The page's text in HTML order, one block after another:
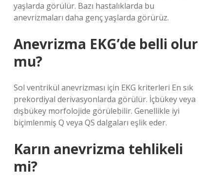
yaşlarda görülür. Bazı hastalıklarda bu
anevrizmaları daha genç yaşlarda görürüz.
Anevrizma EKG’de belli olur
mu?
Sol ventrikül anevrizması için EKG kriterleri En sık
prekordiyal derivasyonlarda görülür. İçbükey veya
dışbükey morfolojide görülebilir. Genellikle iyi
biçimlenmiş Q veya QS dalgaları eşlik eder.
Karın anevrizma tehlikeli
mi?